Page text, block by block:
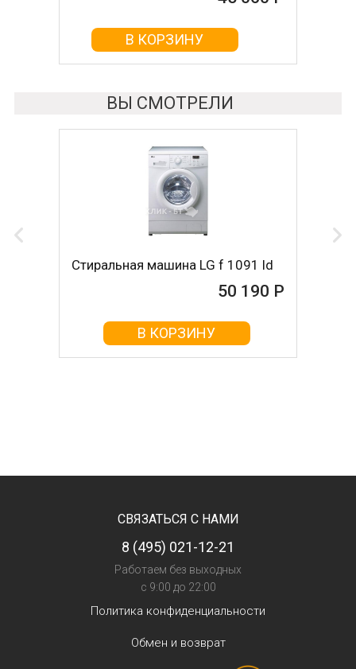
В КОРЗИНУ
В КОРЗИНУ
ВЫ СМОТРЕЛИ
Стиральная машина LG f 1091 ld
50 190 Р
В КОРЗИНУ
СВЯЗАТЬСЯ С НАМИ
8 (495) 021-12-21
Работаем без выходных
с 9:00 до 22:00
Политика конфиденциальности
Обмен и возврат